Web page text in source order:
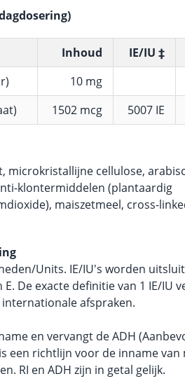
Inhoud IE/IU ‡
10 mg
1502 mcg 5007 IE
microkristallijne cellulose,
klontermiddelen (plantaardig
maiszetmeel, cross-
Units. IE/IU's worden
De exacte definitie van 1 IE/IU
afspraken.
en vervangt de ADH
een richtlijn voor de inname van
RI en ADH zijn in getal gelijk.